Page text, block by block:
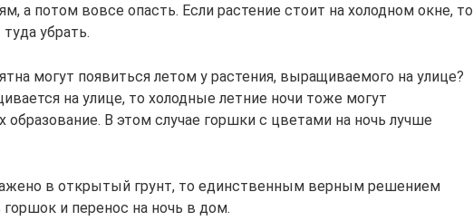
а потом вовсе опасть. Если растение стоит на холодном окне, то
убрать.
могут появиться летом у растения, выращиваемого на улице?
на улице, то холодные летние ночи тоже могут
образование. В этом случае горшки с цветами на ночь лучше
в открытый грунт, то единственным верным решением
и перенос на ночь в дом.